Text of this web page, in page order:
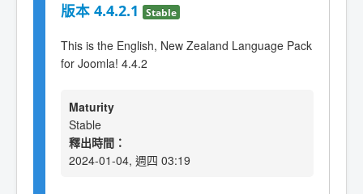
版本 4.4.2.1 Stable
This is the English, New Zealand Language Pack
for Joomla! 4.4.2
Maturity
Stable
釋出時間：
2024-01-04, 週四 03:19